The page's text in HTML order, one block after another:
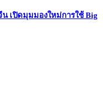
เปิดมุมมองใหม่การใช้ Big